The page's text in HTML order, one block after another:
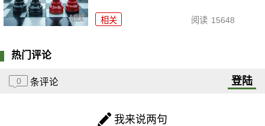
相关 阅读 15648
热门评论
0 条评论 登陆
我来说两句